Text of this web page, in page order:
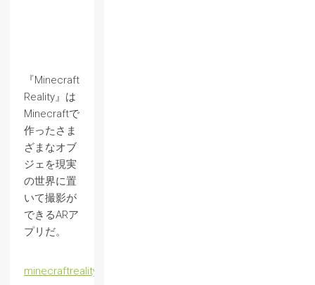
『Minecraft
Reality』は
Minecraftで
作ったさま
ざまなオブ
ジェを現実
の世界に置
いて撮影が
できるARア
プリだ。
minecraftreality.com